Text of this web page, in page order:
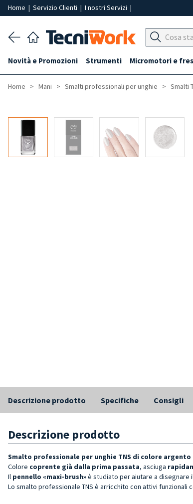
Home | Servizio Clienti | I nostri Servizi |
Novità e Promozioni Strumenti Micromotori e
Home Mani Smalti professionali per unghie Smalti
Descrizione prodotto Specifiche Consigli
Descrizione prodotto
Smalto professionale per unghie TNS di colore
Colore coprente già dalla prima passata, asciuga
Il pennello «maxi-brush»è studiato per aiutare a disegnare
Lo smalto professionale TNS è arricchito con attivi